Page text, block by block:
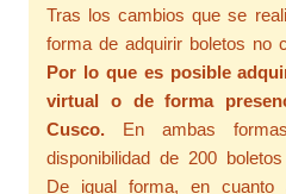
Tras los cambios que se
forma de adquirir boletos no
Por lo que es posible
virtual o de forma
Cusco. En ambas
disponibilidad de 200
De igual forma, en